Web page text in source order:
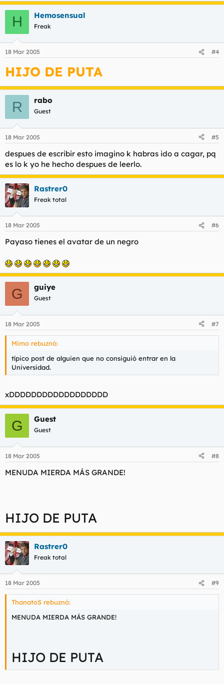
H Hemosensual
Freak
18 Mar 2005 #4
HIJO DE PUTA
R rabo
Guest
18 Mar 2005 #5
despues de escribir esto imagino k habras ido a cagar, pq
es lo k yo he hecho despues de leerlo.
Rastrer0
Freak total
18 Mar 2005 #6
Payaso tienes el avatar de un negro
G guiye
Guest
18 Mar 2005 #7
Mimo rebuznó:
típico post de alguien que no consiguió entrar en la
Universidad.
xDDDDDDDDDDDDDDDDDD
G Guest
Guest
18 Mar 2005 #8
MENUDA MIERDA MÁS GRANDE!
HIJO DE PUTA
Rastrer0
Freak total
18 Mar 2005 #9
ThanatoS rebuznó:
MENUDA MIERDA MÁS GRANDE!
HIJO DE PUTA